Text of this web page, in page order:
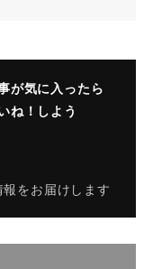
が気に入ったら
ね！しよう
をお届けします